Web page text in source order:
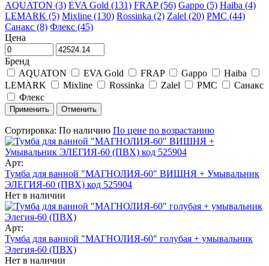
AQUATON (3) EVA Gold (131) FRAP (56) Gappo (5) Haiba (4)
LEMARK (5) Mixline (130) Rossinka (2) Zalel (20) РМС (44)
Санакс (8) Флекс (45)
Цена
Бренд
AQUATON
EVA Gold FRAP Gappo
Haiba
LEMARK
Mixline Rossinka Zalel РМС
Санакс
Флекс
Сортировка: По наличию По цене по возрастанию
Арт:
Тумба для ванной "МАГНОЛИЯ-60" ВИШНЯ + Умывальник
ЭЛЕГИЯ-60 (ПВХ) код 525904
Нет в наличии
Арт:
Тумба для ванной "МАГНОЛИЯ-60" голубая + умывальник
Элегия-60 (ПВХ)
Нет в наличии